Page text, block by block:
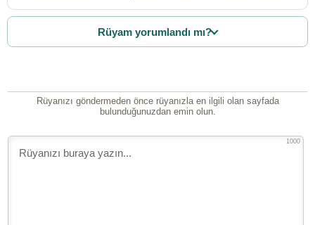
Rüyam yorumlandı mı?
Rüyanızı göndermeden önce rüyanızla en ilgili olan sayfada
bulunduğunuzdan emin olun.
1000